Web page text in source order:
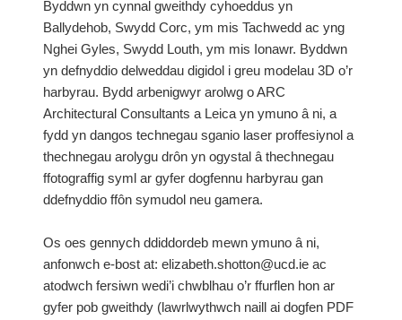
Byddwn yn cynnal gweithdy cyhoeddus yn
Ballydehob, Swydd Corc, ym mis Tachwedd ac yng
Nghei Gyles, Swydd Louth, ym mis Ionawr. Byddwn
yn defnyddio delweddau digidol i greu modelau 3D o’r
harbyrau. Bydd arbenigwyr arolwg o ARC
Architectural Consultants a Leica yn ymuno â ni, a
fydd yn dangos technegau sganio laser proffesiynol a
thechnegau arolygu drôn yn ogystal â thechnegau
ffotograffig syml ar gyfer dogfennu harbyrau gan
ddefnyddio ffôn symudol neu gamera.
Os oes gennych ddiddordeb mewn ymuno â ni,
anfonwch e-bost at: elizabeth.shotton@ucd.ie ac
atodwch fersiwn wedi’i chwblhau o’r ffurflen hon ar
gyfer pob gweithdy (lawrlwythwch naill ai dogfen PDF